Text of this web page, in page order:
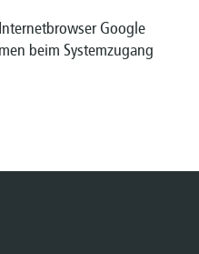
Google
beim Systemzugang